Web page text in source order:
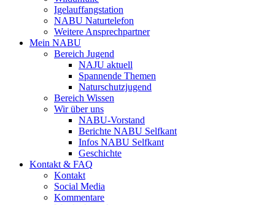
Igelauffangstation
NABU Naturtelefon
Weitere Ansprechpartner
Mein NABU
Bereich Jugend
NAJU aktuell
Spannende Themen
Naturschutzjugend
Bereich Wissen
Wir über uns
NABU-Vorstand
Berichte NABU Selfkant
Infos NABU Selfkant
Geschichte
Kontakt & FAQ
Kontakt
Social Media
Kommentare